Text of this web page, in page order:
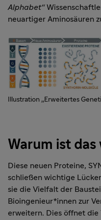
Alphabet“
neuartiger Aminosäuren
Illustration „Erweitertes
Warum ist
Diese neuen Proteine,
schließen wichtige
sie die Vielfalt der
Bioingenieur*innen zur
erweitern. Dies öffnet die